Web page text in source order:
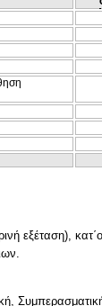
εξέταση),
,